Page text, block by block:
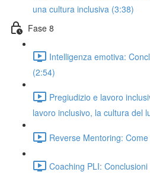
una cultura inclusiva (3:38)
Fase 8
Intelligenza emotiva:
(2:54)
Pregiudizio e lavoro
lavoro inclusivo, la cultura del
Reverse Mentoring:
Coaching PLI: